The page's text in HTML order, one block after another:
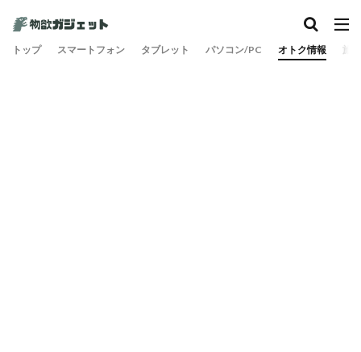
トップ スマートフォン タブレット パソコン/PC オトク情報 旅
カテゴリー